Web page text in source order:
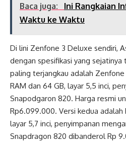
Baca juga:
Ini Rangkaian
Waktu ke Waktu
Di lini Zenfone 3 Deluxe sendiri,
dengan spesifikasi yang sejatinya
paling terjangkau adalah
RAM dan 64 GB, layar 5,5 inci,
Snapodgaron 820. Harga resmi
Rp6.099.000. Versi kedua adalah
layar 5,7 inci, penyimpanan
Snapdragon 820 dibanderol Rp